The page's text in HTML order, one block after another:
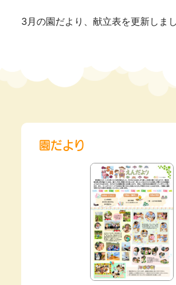
3月の園だより、献立表を更新しまし
園だより